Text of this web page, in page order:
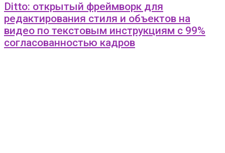
Ditto: открытый фреймворк для
редактирования стиля и объектов на
видео по текстовым инструкциям с 99%
согласованностью кадров